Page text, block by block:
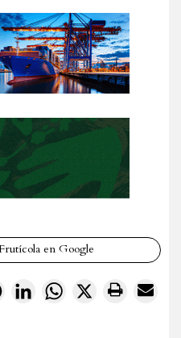
en Google
FacebookLinkedInWhatsApp
X